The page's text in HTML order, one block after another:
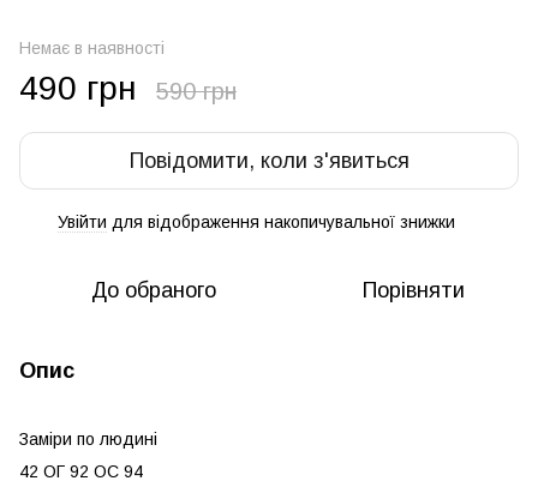
Немає в наявності
490 грн 590 грн
Повідомити, коли з'явиться
Увійти для відображення накопичувальної знижки
До обраного Порівняти
Опис
Заміри по людині
42 ОГ 92 ОС 94